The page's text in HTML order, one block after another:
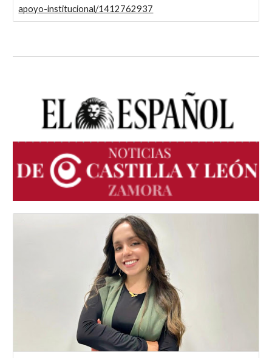
apoyo-institucional/1412762937